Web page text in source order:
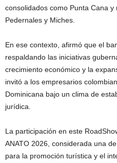
consolidados como Punta Cana
Pedernales y Miches.
En ese contexto, afirmó que el
respaldando las iniciativas
crecimiento económico y la
invitó a los empresarios
Dominicana bajo un clima de
jurídica.
La participación en este
ANATO 2026, considerada una
para la promoción turística y el